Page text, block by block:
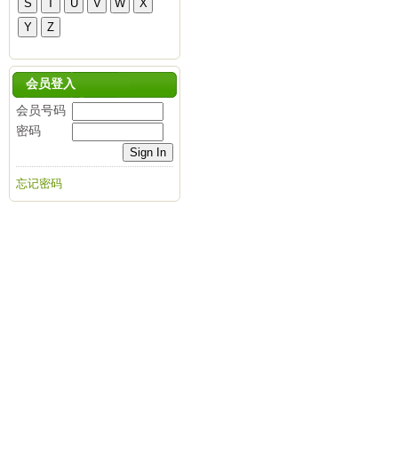
会员登入
会员号码
密码
忘记密码